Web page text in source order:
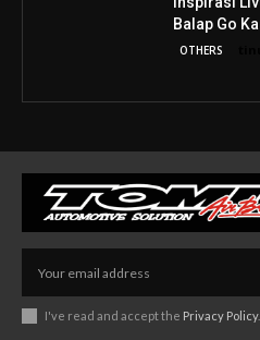
Balap Go
OTHERS
I've read and accept the Privacy Policy.